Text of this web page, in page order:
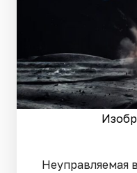
Неуправляемая